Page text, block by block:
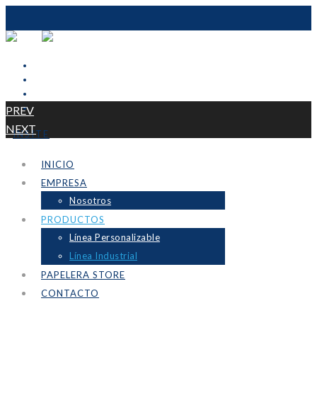
INSITE
INICIO
EMPRESA
Nosotros
PRODUCTOS
Línea Personalizable
Línea Industrial
PAPELERA STORE
CONTACTO
PREV
NEXT